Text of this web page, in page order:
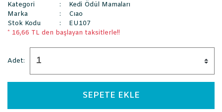
Kategori
Kedi Ödül Mamaları
Marka
Cıao
Stok Kodu
EU107
* 16,66 TL den başlayan taksitlerle!!
Adet:
SEPETE EKLE